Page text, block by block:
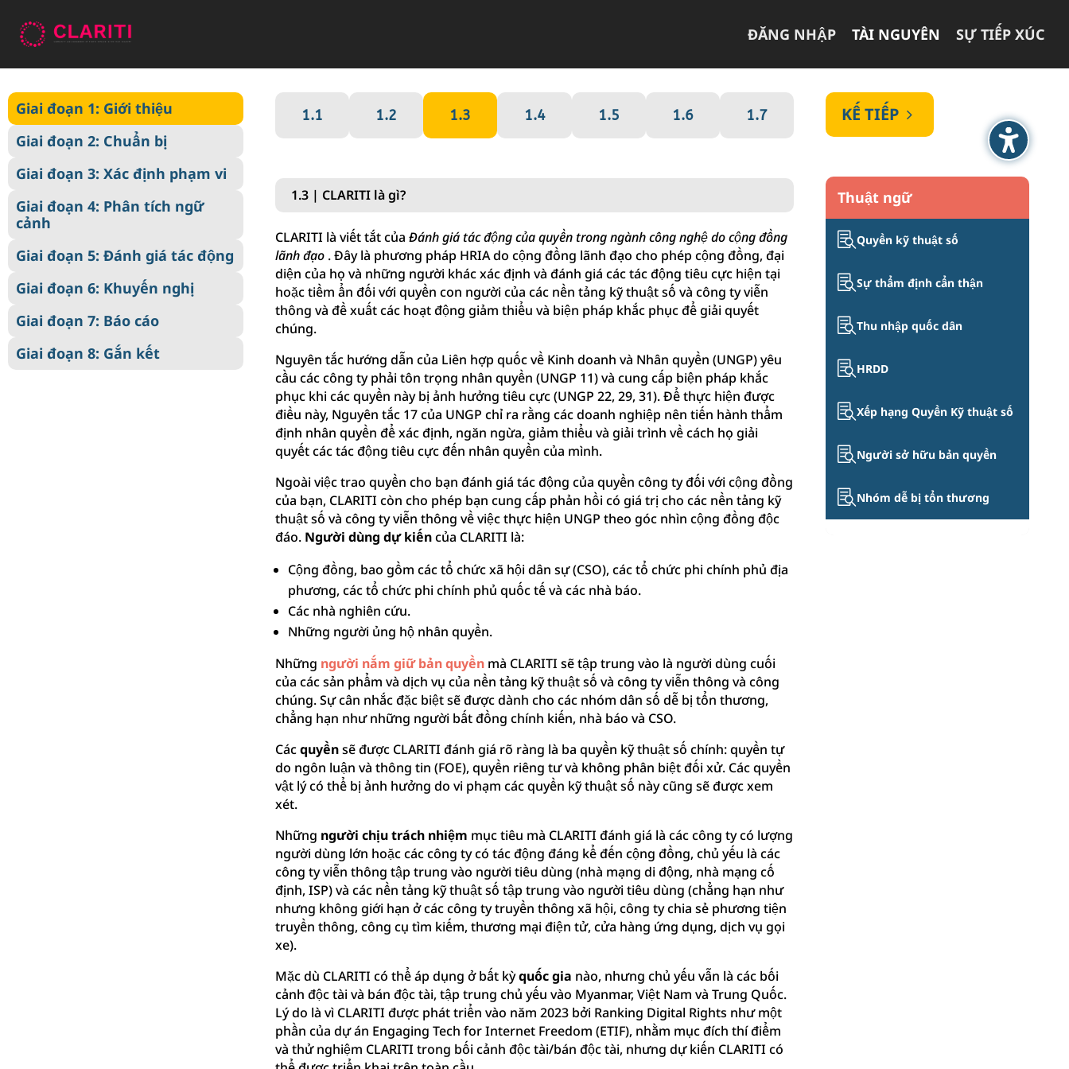
ĐĂNG NHẬP TÀI NGUYÊN SỰ TIẾP XÚC
Giai đoạn 1: Giới thiệu
Giai đoạn 2: Chuẩn bị
Giai đoạn 3: Xác định phạm vi
Giai đoạn 4: Phân tích ngữ
cảnh
Giai đoạn 5: Đánh giá tác động
Giai đoạn 6: Khuyến nghị
Giai đoạn 7: Báo cáo
Giai đoạn 8: Gắn kết
Giai đoạn 2: Chuẩn bị
Giai đoạn 3: Xác định phạm vi
Giai đoạn 4: Phân tích ngữ
cảnh
Giai đoạn 5: Đánh giá tác động
Giai đoạn 6: Khuyến nghị
Giai đoạn 7: Báo cáo
Giai đoạn 8: Gắn kết
1.1 1.2 1.3 1.4 1.5 1.6 1.7
1.3 | CLARITI là gì?
CLARITI là viết tắt củaĐánh giá tác động của quyền trong ngành công nghệ do cộng đồng
lãnh đạo . Đây là phương pháp HRIA do cộng đồng lãnh đạo cho phép cộng đồng, đại
diện của họ và những người khác xác định và đánh giá các tác động tiêu cực hiện tại
hoặc tiềm ẩn đối với quyền con người của các nền tảng kỹ thuật số và công ty viễn
thông và đề xuất các hoạt động giảm thiểu và biện pháp khắc phục để giải quyết
chúng.
Nguyên tắc hướng dẫn của Liên hợp quốc về Kinh doanh và Nhân quyền (UNGP) yêu
cầu các công ty phải tôn trọng nhân quyền (UNGP 11) và cung cấp biện pháp khắc
phục khi các quyền này bị ảnh hưởng tiêu cực (UNGP 22, 29, 31). Để thực hiện được
điều này, Nguyên tắc 17 của UNGP chỉ ra rằng các doanh nghiệp nên tiến hành thẩm
định nhân quyền để xác định, ngăn ngừa, giảm thiểu và giải trình về cách họ giải
quyết các tác động tiêu cực đến nhân quyền của mình.
Ngoài việc trao quyền cho bạn đánh giá tác động của quyền công ty đối với cộng đồng
của bạn, CLARITI còn cho phép bạn cung cấp phản hồi có giá trị cho các nền tảng kỹ
thuật số và công ty viễn thông về việc thực hiện UNGP theo góc nhìn cộng đồng độc
đáo. Người dùng dự kiếncủa CLARITI là:
Cộng đồng, bao gồm các tổ chức xã hội dân sự (CSO), các tổ chức phi chính phủ địa
phương, các tổ chức phi chính phủ quốc tế và các nhà báo.
Các nhà nghiên cứu.
Những người ủng hộ nhân quyền.
Những người nắm giữ bản quyền mà CLARITI sẽ tập trung vào là người dùng cuối
của các sản phẩm và dịch vụ của nền tảng kỹ thuật số và công ty viễn thông và công
chúng. Sự cân nhắc đặc biệt sẽ được dành cho các nhóm dân số dễ bị tổn thương,
chẳng hạn như những người bất đồng chính kiến, nhà báo và CSO.
Cácquyềnsẽ được CLARITI đánh giá rõ ràng là ba quyền kỹ thuật số chính: quyền tự
do ngôn luận và thông tin (FOE), quyền riêng tư và không phân biệt đối xử. Các quyền
vật lý có thể bị ảnh hưởng do vi phạm các quyền kỹ thuật số này cũng sẽ được xem
xét.
Những người chịu trách nhiệm mục tiêu mà CLARITI đánh giá là các công ty có lượng
người dùng lớn hoặc các công ty có tác động đáng kể đến cộng đồng, chủ yếu là các
công ty viễn thông tập trung vào người tiêu dùng (nhà mạng di động, nhà mạng cố
định, ISP) và các nền tảng kỹ thuật số tập trung vào người tiêu dùng (chẳng hạn như
nhưng không giới hạn ở các công ty truyền thông xã hội, công ty chia sẻ phương tiện
truyền thông, công cụ tìm kiếm, thương mại điện tử, cửa hàng ứng dụng, dịch vụ gọi
xe).
Mặc dù CLARITI có thể áp dụng ở bất kỳquốc gia nào, nhưng chủ yếu vẫn là các bối
cảnh độc tài và bán độc tài, tập trung chủ yếu vào Myanmar, Việt Nam và Trung Quốc.
Lý do là vì CLARITI được phát triển vào năm 2023 bởi Ranking Digital Rights như một
phần của dự án Engaging Tech for Internet Freedom (ETIF), nhằm mục đích thí điểm
và thử nghiệm CLARITI trong bối cảnh độc tài/bán độc tài, nhưng dự kiến CLARITI có
5
KẾ TIẾP
Thuật ngữ
Quyền kỹ thuật số
Sự thẩm định cẩn thận
Thu nhập quốc dân
 HRDD
Xếp hạng Quyền Kỹ thuật số
 Người sở hữu bản quyền
 Nhóm dễ bị tổn thương